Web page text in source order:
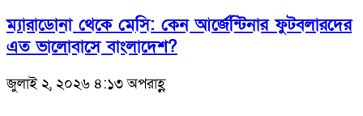
ম্যারাডোনা থেকে মেসি: কেন আর্জেন্টিনার ফুটবলারদের
এত ভালোবাসে বাংলাদেশ?
জুলাই ২, ২০২৬ ৪:১৩ অপরাহ্ণ